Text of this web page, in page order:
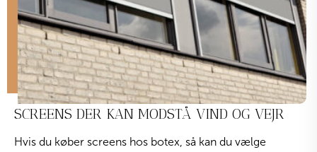
SCREENS DER KAN MODSTÅ VIND OG VEJR
Hvis du køber screens hos botex, så kan du vælge